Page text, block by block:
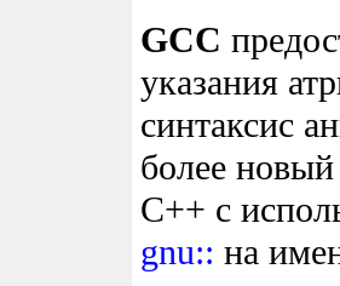
GCC
указания
синтаксис
более
C++ с
gnu:: на